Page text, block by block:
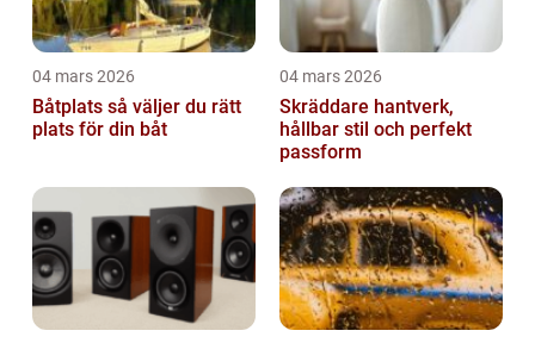
04 mars 2026
Båtplats så väljer du rätt
plats för din båt
04 mars 2026
Skräddare hantverk,
hållbar stil och perfekt
passform